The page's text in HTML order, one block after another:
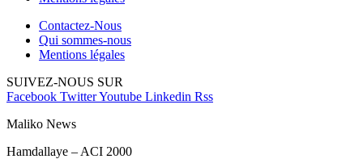
Contactez-Nous
Qui sommes-nous
Mentions légales
SUIVEZ-NOUS SUR
Facebook TwitterYoutube Linkedin Rss
Maliko News
Hamdallaye – ACI 2000